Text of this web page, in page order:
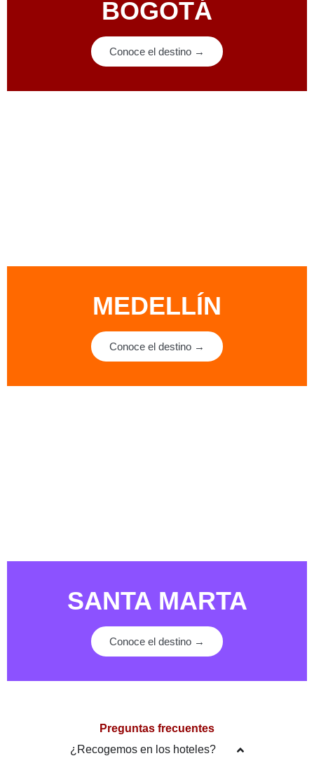
BOGOTÁ
Conoce el destino →
MEDELLÍN
Conoce el destino →
SANTA MARTA
Conoce el destino →
Preguntas frecuentes
¿Recogemos en los hoteles?